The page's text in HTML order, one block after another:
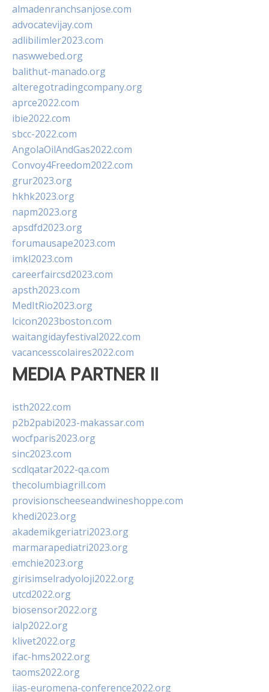
almadenranchsanjose.com
advocatevijay.com
adlibilimler2023.com
naswwebed.org
balithut-manado.org
alteregotradingcompany.org
aprce2022.com
ibie2022.com
sbcc-2022.com
AngolaOilAndGas2022.com
Convoy4Freedom2022.com
grur2023.org
hkhk2023.org
napm2023.org
apsdfd2023.org
forumausape2023.com
imkl2023.com
careerfaircsd2023.com
apsth2023.com
MedItRio2023.org
lcicon2023boston.com
waitangidayfestival2022.com
vacancesscolaires2022.com
MEDIA PARTNER II
isth2022.com
p2b2pabi2023-makassar.com
wocfparis2023.org
sinc2023.com
scdlqatar2022-qa.com
thecolumbiagrill.com
provisionscheeseandwineshoppe.com
khedi2023.org
akademikgeriatri2023.org
marmarapediatri2023.org
emchie2023.org
girisimselradyoloji2022.org
utcd2022.org
biosensor2022.org
ialp2022.org
klivet2022.org
ifac-hms2022.org
taoms2022.org
iias-euromena-conference2022.org